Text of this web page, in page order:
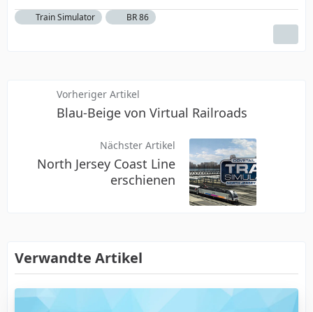
Train Simulator BR 86
Vorheriger Artikel
Blau-Beige von Virtual Railroads
Nächster Artikel
North Jersey Coast Line
erschienen
Verwandte Artikel